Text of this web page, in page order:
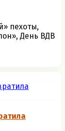
пехоты,
День ВДВ